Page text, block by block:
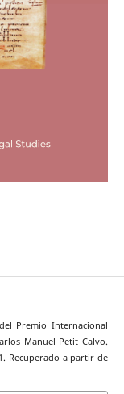
Premio Internacional
Manuel Petit Calvo.
Recuperado a partir de